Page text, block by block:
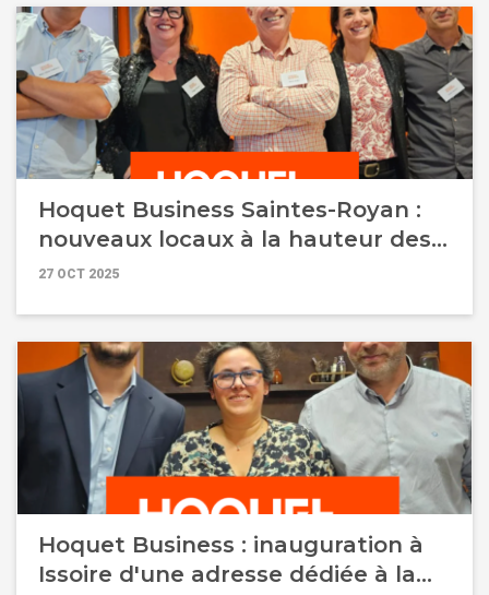
Hoquet Business Saintes-Royan :
nouveaux locaux à la hauteur des
ambitions d'Atlantique
27 OCT 2025
Hoquet Business : inauguration à
Issoire d'une adresse dédiée à la